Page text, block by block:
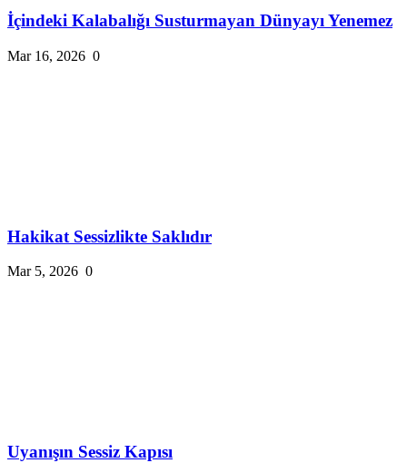
İçindeki Kalabalığı Susturmayan Dünyayı Yenemez
Mar 16, 2026 0
Hakikat Sessizlikte Saklıdır
Mar 5, 2026 0
Uyanışın Sessiz Kapısı